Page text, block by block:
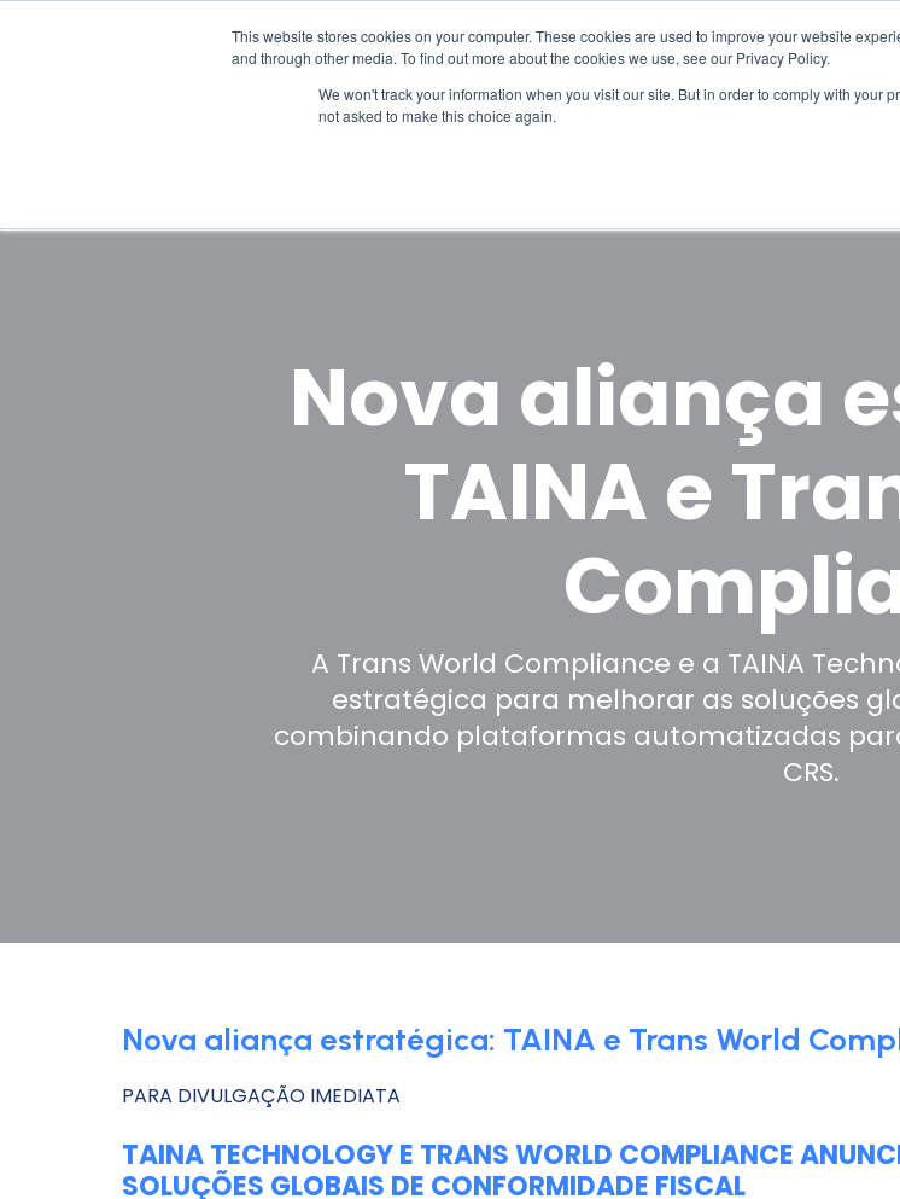
This website stores cookies on your computer. These cookies are used to improve your website
and through other media. To find out more about the cookies we use, see our Privacy Policy.
We won't track your information when you visit our site. But in order to comply with your
not asked to make this choice again.
Nova aliança
TAINA e
A Trans World Compliance e a TAINA
estratégica para melhorar as soluções
combinando plataformas automatizadas
CRS.
Nova aliança estratégica: TAINA e Trans World
PARA DIVULGAÇÃO IMEDIATA
TAINA TECHNOLOGY E TRANS WORLD COMPLIANCE
SOLUÇÕES GLOBAIS DE CONFORMIDADE FISCAL